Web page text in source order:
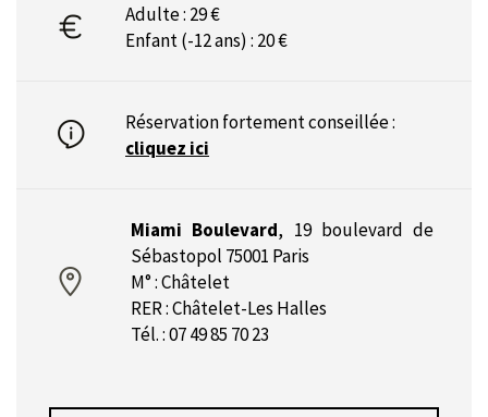
Adulte : 29 €
Enfant (-12 ans) : 20 €
Réservation fortement conseillée :
cliquez ici
Miami Boulevard, 19 boulevard de
Sébastopol 75001 Paris
M° : Châtelet
RER : Châtelet-Les Halles
Tél. : 07 49 85 70 23